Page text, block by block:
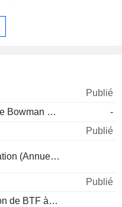
Publié
Discours de Bowman de la Fed
-
Publié
Taux d'Inflation (Annuel)
Publié
Adjudication de BTF à 12 mois